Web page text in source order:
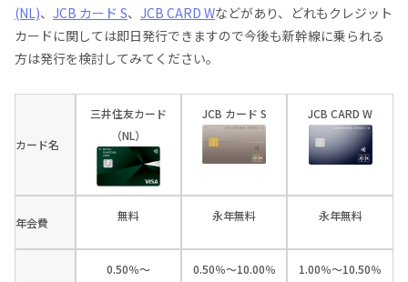
(NL)、 JCB カード S、 JCB CARD Wなどがあり、どれもクレジット
カードに関しては即日発行できますので今後も新幹線に乗られる
方は発行を検討してみてください。
カード名
三井住友カード
（NL）
JCB カード S JCB CARD W
年会費 無料 永年無料 永年無料
0.50％～
0.50％～10.00％
1.00％～10.50％